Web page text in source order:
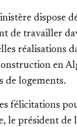
dispose
de travailler
réalisations
en
de logements.
félicitations
le président de